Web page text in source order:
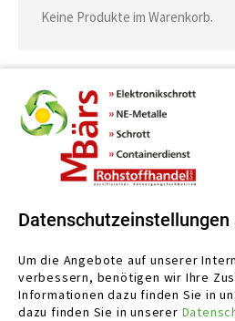
Keine Produkte im Warenkorb.
Datenschutzeinstellungen
Um die Angebote auf unserer
verbessern, benötigen wir Ihre
Informationen dazu finden Sie in
dazu finden Sie in unserer